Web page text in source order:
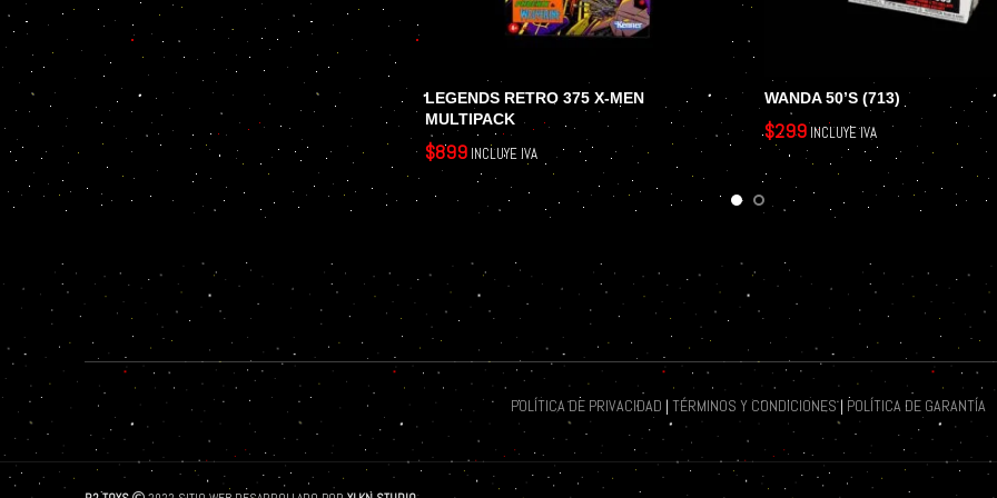
LEGENDS RETRO 375 X-MEN
MULTIPACK
$899 INCLUYE IVA
LEER MÁS
WANDA 50’S (713)
$299 INCLUYE IVA
AÑADIR AL CARRITO
POLÍTICA DE PRIVACIDAD | TÉRMINOS Y CONDICIONES| POLÍTICA DE GARANTÍA